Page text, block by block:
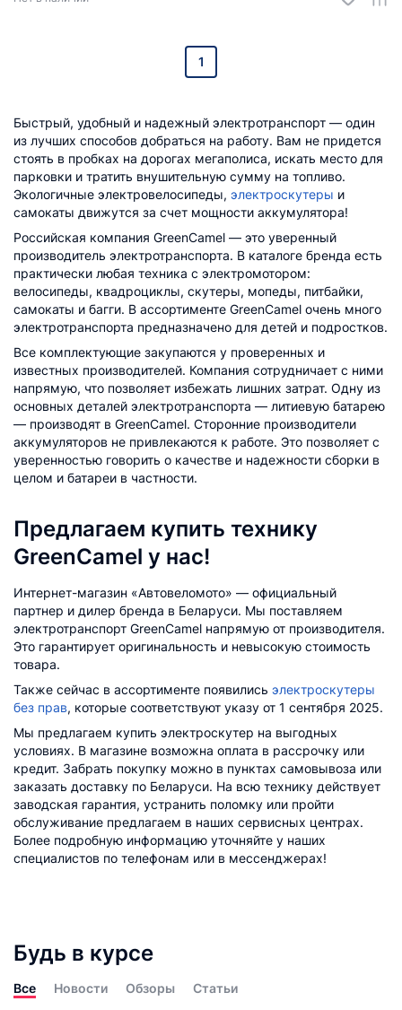
1
Быстрый, удобный и надежный электротранспорт — один
из лучших способов добраться на работу. Вам не придется
стоять в пробках на дорогах мегаполиса, искать место для
парковки и тратить внушительную сумму на топливо.
Экологичные электровелосипеды, электроскутеры и
самокаты движутся за счет мощности аккумулятора!
Российская компания GreenCamel — это уверенный
производитель электротранспорта. В каталоге бренда есть
практически любая техника с электромотором:
велосипеды, квадроциклы, скутеры, мопеды, питбайки,
самокаты и багги. В ассортименте GreenCamel очень много
электротранспорта предназначено для детей и подростков.
Все комплектующие закупаются у проверенных и
известных производителей. Компания сотрудничает с ними
напрямую, что позволяет избежать лишних затрат. Одну из
основных деталей электротранспорта — литиевую батарею
— производят в GreenCamel. Сторонние производители
аккумуляторов не привлекаются к работе. Это позволяет с
уверенностью говорить о качестве и надежности сборки в
целом и батареи в частности.
Предлагаем купить технику
GreenCamel у нас!
Интернет-магазин «Автовеломото» — официальный
партнер и дилер бренда в Беларуси. Мы поставляем
электротранспорт GreenCamel напрямую от производителя.
Это гарантирует оригинальность и невысокую стоимость
товара.
Также сейчас в ассортименте появились электроскутеры
без прав, которые соответствуют указу от 1 сентября 2025.
Мы предлагаем купить электроскутер на выгодных
условиях. В магазине возможна оплата в рассрочку или
кредит. Забрать покупку можно в пунктах самовывоза или
заказать доставку по Беларуси. На всю технику действует
заводская гарантия, устранить поломку или пройти
обслуживание предлагаем в наших сервисных центрах.
Более подробную информацию уточняйте у наших
специалистов по телефонам или в мессенджерах!
Будь в курсе
Все Новости Обзоры Статьи